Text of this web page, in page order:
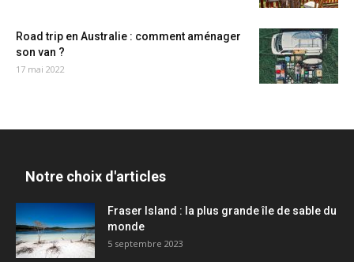
Road trip en Australie : comment aménager
son van ?
17 mai 2022
Notre choix d'articles
Fraser Island : la plus grande île de sable du
monde
5 septembre 2023